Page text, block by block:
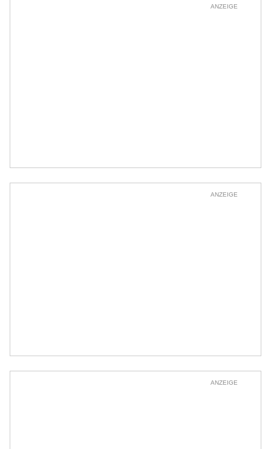
ANZEIGE
ANZEIGE
ANZEIGE